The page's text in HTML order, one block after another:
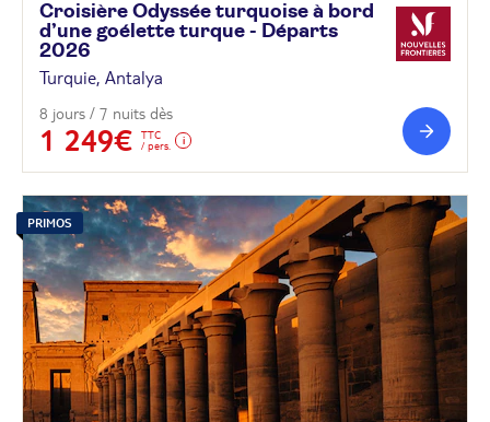
Croisière Odyssée turquoise à bord
d’une goélette turque - Départs
2026
Turquie, Antalya
8 jours / 7 nuits dès
1 249€
TTC
/ pers.
PRIMOS